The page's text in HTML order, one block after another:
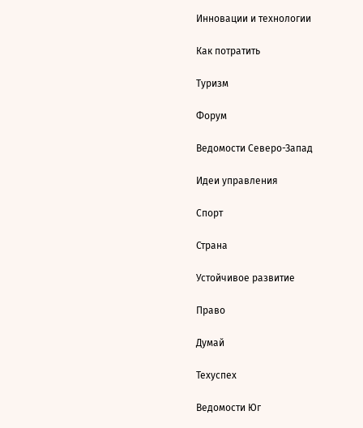
Инновации и технологии
Как потратить
Туризм
Форум
Ведомости Северо-Запад
Идеи управления
Спорт
Страна
Устойчивое развитие
Право
Думай
Техуспех
Ведомости Юг